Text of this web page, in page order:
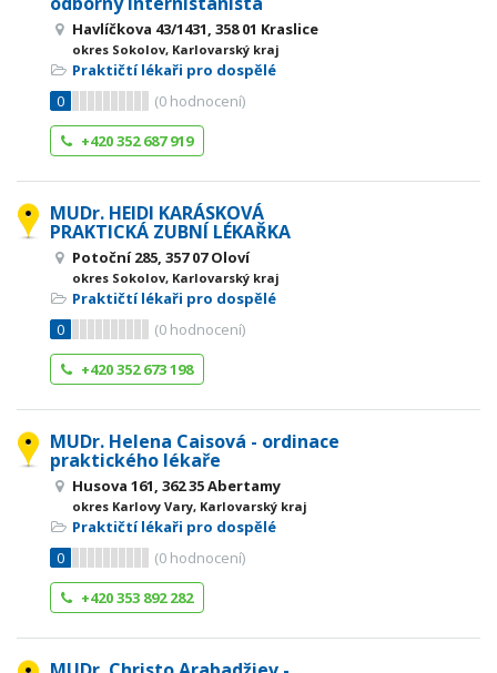
Havlíčkova 43/1431, 358 01 Kraslice
okres Sokolov, Karlovarský kraj
Praktičtí lékaři pro dospělé
0
(0 hodnocení)
+420 352 687 919
MUDr. HEIDI KARÁSKOVÁ
PRAKTICKÁ ZUBNÍ LÉKAŘKA
Potoční 285, 357 07 Oloví
okres Sokolov, Karlovarský kraj
Praktičtí lékaři pro dospělé
0
(0 hodnocení)
+420 352 673 198
MUDr. Helena Caisová - ordinace
praktického lékaře
Husova 161, 362 35 Abertamy
okres Karlovy Vary, Karlovarský kraj
Praktičtí lékaři pro dospělé
0
(0 hodnocení)
+420 353 892 282